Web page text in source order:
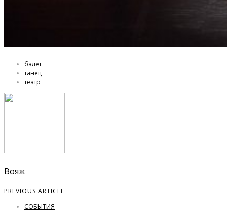
балет
танец
театр
Вояж
PREVIOUS ARTICLE
СОБЫТИЯ